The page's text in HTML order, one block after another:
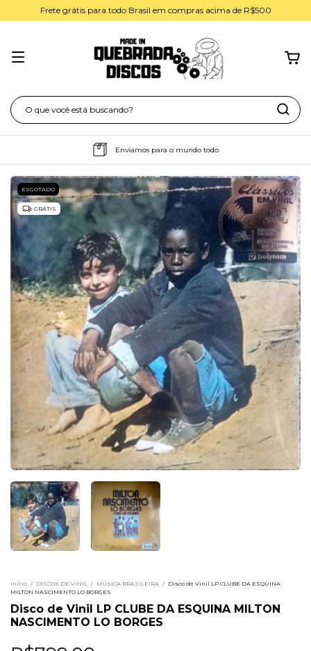
Frete grátis para todo Brasil em compras acima de R$500
Enviamos para o mundo todo
ESGOTADO
GRÁTIS
Início / DISCOS DE VINIL / MÚSICA BRASILEIRA / Disco de Vinil LP CLUBE DA ESQUINA
MILTON NASCIMENTO LO BORGES
Disco de Vinil LP CLUBE DA ESQUINA MILTON
NASCIMENTO LO BORGES